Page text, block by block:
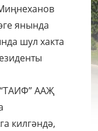
янында
шул хакта
“ТАИФ” ААҖ
килгәндә,